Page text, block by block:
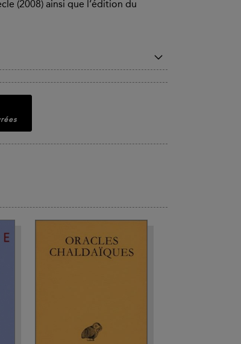
(2008) ainsi que l’édition du